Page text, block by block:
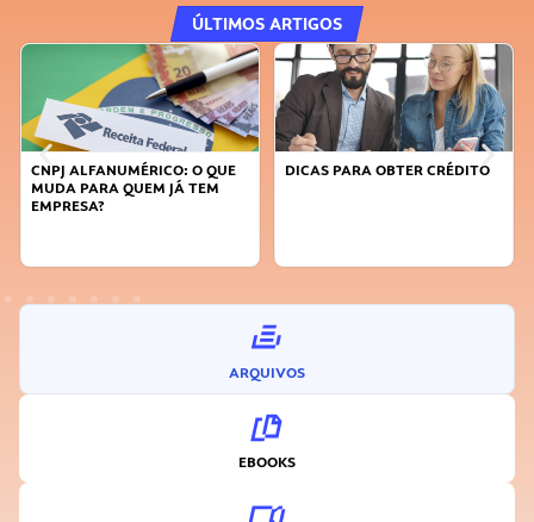
ÚLTIMOS ARTIGOS
DICAS PARA OBTER CRÉDITO
FAÇA A DIFERENÇA: SEJA
ARQUIVOS
EBOOKS